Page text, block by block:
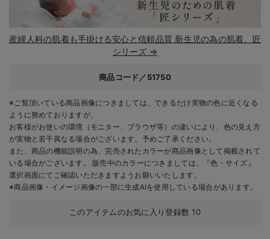
産婦人科の肌着も手掛ける安心と信頼品質 新生児の為の肌着、匠
シリーズ ⇒
商品コード／51750
※ご覧頂いている商品画像につきましては、できるだけ実物の色に近くなる
ように努めておりますが、
お客様がお使いの環境（モニター、ブラウザ等）の違いにより、色の見え方
が実物と若干異なる場合がございます。予めご了承ください。
また、商品の機能説明の為、完売されたカラーが商品画像として掲載されて
いる場合がございます。 販売中のカラーにつきましては、『色・サイズ』
選択画面にてご確認いただきますようお願いいたします。
※商品画像・イメージ画像の一部に生成AIを使用している場合があります。
このアイテムのお気に入り登録数 10